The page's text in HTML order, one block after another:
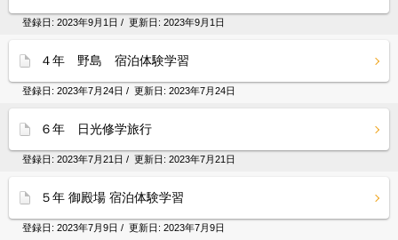
登録日: 2023年9月1日 / 更新日: 2023年9月1日
４年 野島 宿泊体験学習
登録日: 2023年7月24日 / 更新日: 2023年7月24日
６年 日光修学旅行
登録日: 2023年7月21日 / 更新日: 2023年7月21日
５年 御殿場 宿泊体験学習
登録日: 2023年7月9日 / 更新日: 2023年7月9日